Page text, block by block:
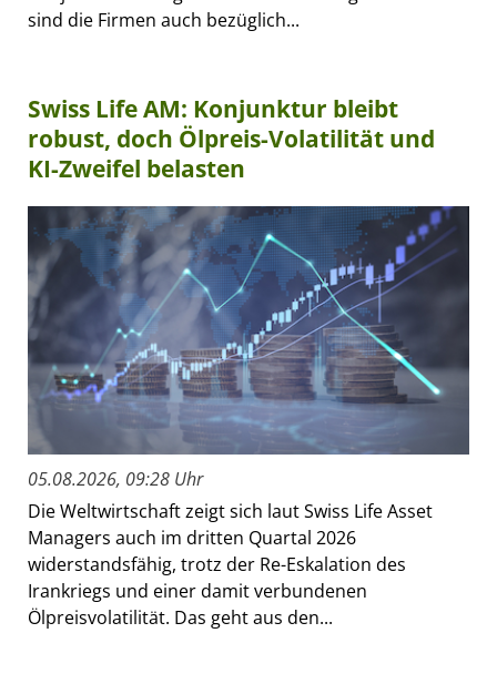
sind die Firmen auch bezüglich...
Swiss Life AM: Konjunktur bleibt
robust, doch Ölpreis-Volatilität und
KI-Zweifel belasten
05.08.2026, 09:28 Uhr
Die Weltwirtschaft zeigt sich laut Swiss Life Asset
Managers auch im dritten Quartal 2026
widerstandsfähig, trotz der Re-Eskalation des
Irankriegs und einer damit verbundenen
Ölpreisvolatilität. Das geht aus den...